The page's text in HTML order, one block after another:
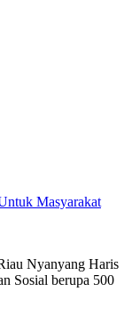
Masyarakat
Nyanyang Haris
Sosial berupa 500